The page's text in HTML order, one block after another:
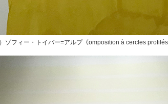
ゾフィー・トイバー=アルプ《omposition à cercles